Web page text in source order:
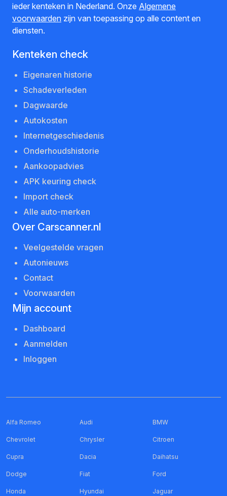
ieder kenteken in Nederland. Onze Algemene
voorwaarden zijn van toepassing op alle content en
diensten.
Kenteken check
Eigenaren historie
Schadeverleden
Dagwaarde
Autokosten
Internetgeschiedenis
Onderhoudshistorie
Aankoopadvies
APK keuring check
Import check
Alle auto-merken
Over Carscanner.nl
Veelgestelde vragen
Autonieuws
Contact
Voorwaarden
Mijn account
Dashboard
Aanmelden
Inloggen
Alfa Romeo Audi BMW
Chevrolet Chrysler Citroen
Cupra Dacia Daihatsu
Dodge Fiat Ford
Honda Hyundai Jaguar